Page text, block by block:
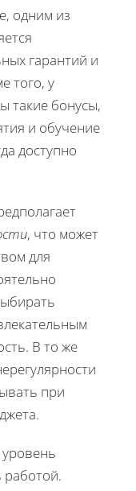
одним из
гарантий и
того, у
такие бонусы,
и обучение
доступно
, что может
для
В то же
при
работой.